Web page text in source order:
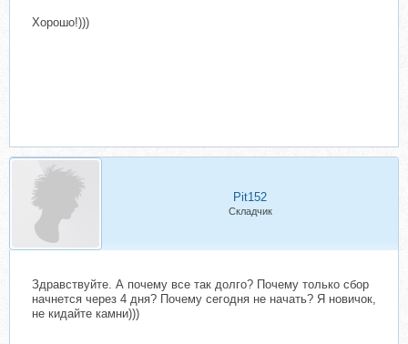
Хорошо!)))
Pit152
Складчик
Здравствуйте. А почему все так долго? Почему только сбор
начнется через 4 дня? Почему сегодня не начать? Я новичок,
не кидайте камни)))